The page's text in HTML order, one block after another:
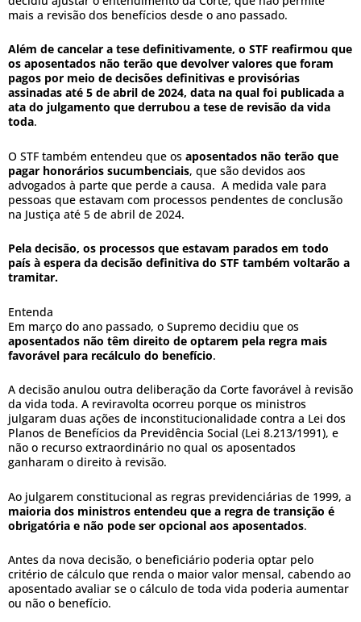
mais a revisão dos benefícios desde o ano passado.
Além de cancelar a tese definitivamente, o STF reafirmou que
os aposentados não terão que devolver valores que foram
pagos por meio de decisões definitivas e provisórias
assinadas até 5 de abril de 2024, data na qual foi publicada a
ata do julgamento que derrubou a tese de revisão da vida
toda.
O STF também entendeu que os aposentados não terão que
pagar honorários sucumbenciais, que são devidos aos
advogados à parte que perde a causa. A medida vale para
pessoas que estavam com processos pendentes de conclusão
na Justiça até 5 de abril de 2024.
Pela decisão, os processos que estavam parados em todo
país à espera da decisão definitiva do STF também voltarão a
tramitar.
Entenda
Em março do ano passado, o Supremo decidiu que os
aposentados não têm direito de optarem pela regra mais
favorável para recálculo do benefício.
A decisão anulou outra deliberação da Corte favorável à revisão
da vida toda. A reviravolta ocorreu porque os ministros
julgaram duas ações de inconstitucionalidade contra a Lei dos
Planos de Benefícios da Previdência Social (Lei 8.213/1991), e
não o recurso extraordinário no qual os aposentados
ganharam o direito à revisão.
Ao julgarem constitucional as regras previdenciárias de 1999, a
maioria dos ministros entendeu que a regra de transição é
obrigatória e não pode ser opcional aos aposentados.
Antes da nova decisão, o beneficiário poderia optar pelo
critério de cálculo que renda o maior valor mensal, cabendo ao
aposentado avaliar se o cálculo de toda vida poderia aumentar
ou não o benefício.